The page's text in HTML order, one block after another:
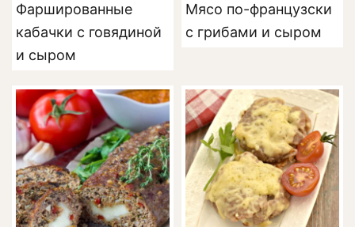
Фаршированные
кабачки с говядиной
и сыром
Мясо по-французски
с грибами и сыром